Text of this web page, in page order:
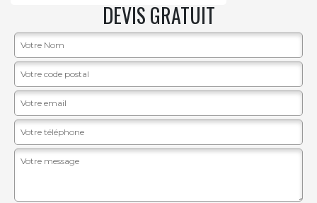
DEVIS GRATUIT